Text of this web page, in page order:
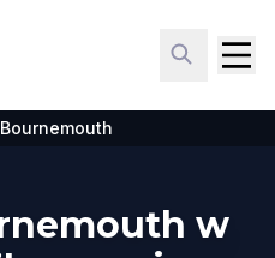
Bournemouth
w